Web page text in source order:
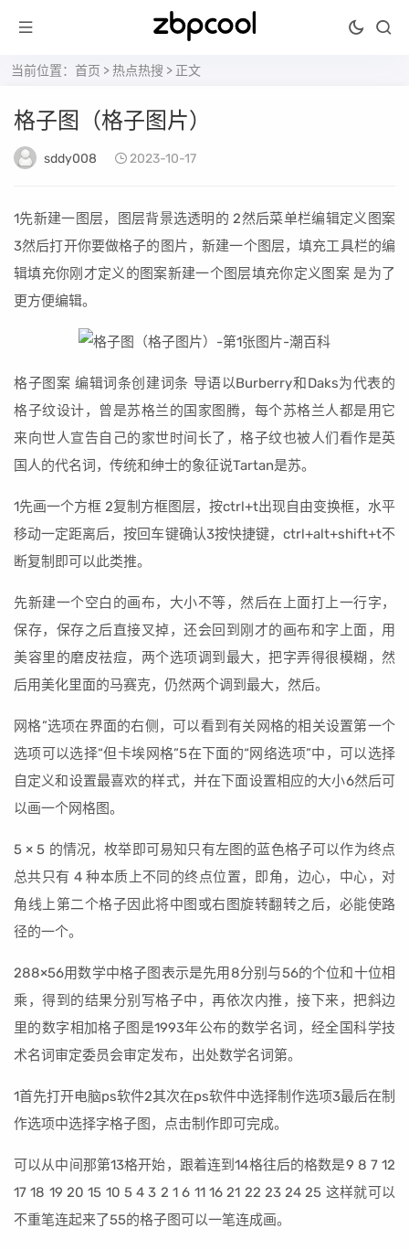
当前位置： 首页 >热点热搜 > 正文
格子图（格子图片）
sddy008 2023-10-17
1先新建一图层，图层背景选透明的 2然后菜单栏编辑定义图案
3然后打开你要做格子的图片，新建一个图层，填充工具栏的编
辑填充你刚才定义的图案新建一个图层填充你定义图案 是为了
更方便编辑。
格子图案 编辑词条创建词条 导语以Burberry和Daks为代表的
格子纹设计，曾是苏格兰的国家图腾，每个苏格兰人都是用它
来向世人宣告自己的家世时间长了，格子纹也被人们看作是英
国人的代名词，传统和绅士的象征说Tartan是苏。
1先画一个方框 2复制方框图层，按ctrl+t出现自由变换框，水平
移动一定距离后，按回车键确认3按快捷键，ctrl+alt+shift+t不
断复制即可以此类推。
先新建一个空白的画布，大小不等，然后在上面打上一行字，
保存，保存之后直接叉掉，还会回到刚才的画布和字上面，用
美容里的磨皮祛痘，两个选项调到最大，把字弄得很模糊，然
后用美化里面的马赛克，仍然两个调到最大，然后。
网格”选项在界面的右侧，可以看到有关网格的相关设置第一个
选项可以选择“但卡埃网格”5在下面的“网络选项”中，可以选择
自定义和设置最喜欢的样式，并在下面设置相应的大小6然后可
以画一个网格图。
5 × 5 的情况，枚举即可易知只有左图的蓝色格子可以作为终点
总共只有 4 种本质上不同的终点位置，即角，边心，中心，对
角线上第二个格子因此将中图或右图旋转翻转之后，必能使路
径的一个。
288×56用数学中格子图表示是先用8分别与56的个位和十位相
乘，得到的结果分别写格子中，再依次内推，接下来，把斜边
里的数字相加格子图是1993年公布的数学名词，经全国科学技
术名词审定委员会审定发布，出处数学名词第。
1首先打开电脑ps软件2其次在ps软件中选择制作选项3最后在制
作选项中选择字格子图，点击制作即可完成。
可以从中间那第13格开始，跟着连到14格往后的格数是9 8 7 12
17 18 19 20 15 10 5 4 3 2 1 6 11 16 21 22 23 24 25 这样就可以
不重笔连起来了55的格子图可以一笔连成画。